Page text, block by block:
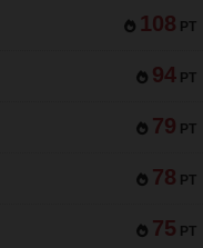
108 PT
94 PT
79 PT
78 PT
75 PT